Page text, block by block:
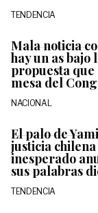
TENDENCIA
Mala noticia
hay un as bajo
propuesta que
mesa del
NACIONAL
El palo de
justicia
inesperado
sus palabras
TENDENCIA